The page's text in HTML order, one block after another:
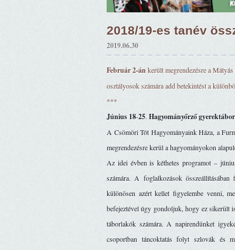
2018/19-es tanév
2019.06.30
Február 2-án került megrendezésre a
osztályosok számára add betekintést a
***
Június 18-25. Hagyományőrzőgyerektábor
A Csömöri Tót Hagyományaink Háza, a
megrendezésre kerül a hagyományokon
Az idei évben is kéthetes programot –
számára. A foglalkozások
különösen azért kellet figyelembe venni,
befejeztével úgy gondoljuk, hogy ez sikerült
táborlakók számára. A napirendünket
csoportban táncoktatás folyt szlovák és